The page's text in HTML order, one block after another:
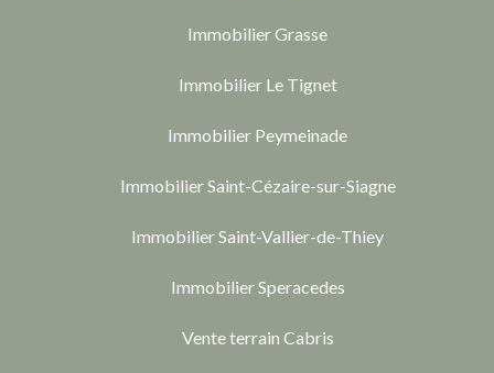
Immobilier Grasse
Immobilier Le Tignet
Immobilier Peymeinade
Immobilier Saint-Cézaire-sur-Siagne
Immobilier Saint-Vallier-de-Thiey
Immobilier Speracedes
Vente terrain Cabris